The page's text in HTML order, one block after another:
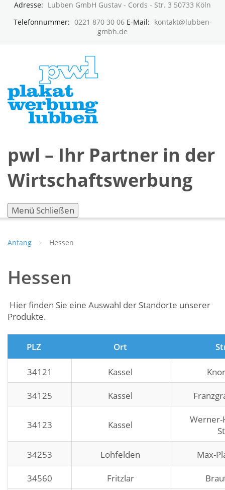
Adresse: Lubben GmbH Gustav - Cords - Str. 3 50733 Köln
Telefonnummer: 0221 870 30 06E-Mail: kontakt@lubben-
gmbh.de
pwl – Ihr Partner in der
Wirtschaftswerbung
Menü Schließen
Anfang Hessen
Hessen
Hier finden Sie eine Auswahl der Standorte unserer
Produkte.
PLZ Ort
34121 Kassel
34125 Kassel
34123 Kassel
Werner-
34253 Lohfelden Max-
34560 Fritzlar